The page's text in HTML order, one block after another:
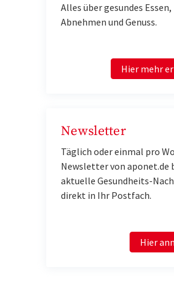
Alles über gesundes Essen,
Abnehmen und Genuss.
Hier mehr
Newsletter
Täglich oder einmal pro
Newsletter von aponet.de
aktuelle Gesundheits-
direkt in Ihr Postfach.
Hier